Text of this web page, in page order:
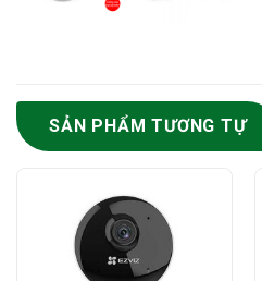
SẢN PHẨM TƯƠNG TỰ